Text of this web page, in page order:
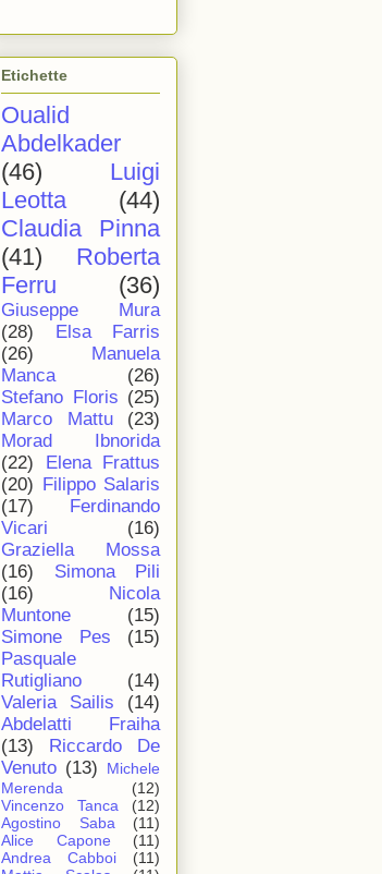
Etichette
Oualid
Abdelkader
(46)
Luigi
Leotta
(44)
Claudia Pinna
(41)
Roberta
Ferru
(36)
Giuseppe Mura
(28)
Elsa Farris
(26)
Manuela
Manca
(26)
Stefano Floris (25)
Marco Mattu
(23)
Morad Ibnorida
(22)
Elena Frattus
(20)
Filippo Salaris
(17)
Ferdinando
Vicari
(16)
Graziella Mossa
(16)
Simona Pili
(16)
Nicola
Muntone
(15)
Simone Pes
(15)
Pasquale
Rutigliano
(14)
Valeria Sailis
(14)
Abdelatti Fraiha
(13)
Riccardo De
Venuto (13)
Michele
Merenda
(12)
Vincenzo Tanca
(12)
Agostino Saba
(11)
Alice Capone
(11)
Andrea Cabboi
(11)